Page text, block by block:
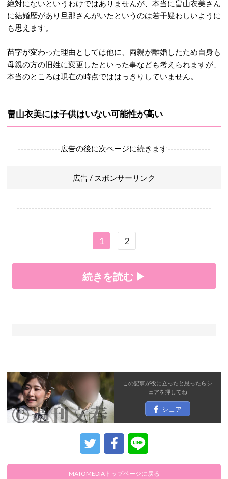
絶対にないというわけではありませんが、本当に畠山衣美さん
に結婚歴があり旦那さんがいたというのは若干疑わしいように
も思えます。
苗字が変わった理由としては他に、両親が離婚したため自身も
母親の方の旧姓に変更したといった事なども考えられますが、
本当のところは現在の時点でははっきりしていません。
畠山衣美には子供はいない可能性が高い
--------------広告の後に次ページに続きます--------------
広告 / スポンサーリンク
----------------------------------------------------------------
1 2
続きを読む ▶
この記事が役に立ったと思ったらシ
ェアを押してね
シェア
MATOMEDIAトップページに戻る